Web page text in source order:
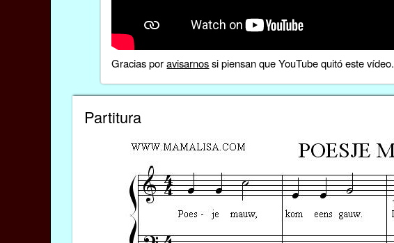
Gracias poravisarnossi piensan que YouTube quitó este vídeo.
Partitura